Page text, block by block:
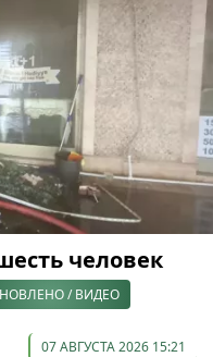
человек
/ ВИДЕО
07 АВГУСТА 2026 15:21